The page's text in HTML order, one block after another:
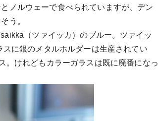
ノルウェーで食べられていますが、デン
う。
（ツァイッカ）のブルー。ツァイッ
に銀のメタルホルダーは生産されてい
。けれどもカラーガラスは既に廃番になっ